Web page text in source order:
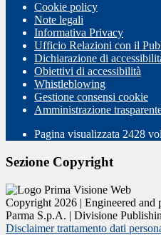
Cookie policy
Note legali
Informativa Privacy
Ufficio Relazioni con il
Dichiarazione di
Obiettivi di accessibilità
Whistleblowing
Gestione consensi cookie
Amministrazione
Pagina visualizzata 2428
Sezione Copyright
Copyright 2026 | Engineered and
Parma S.p.A. | Divisione
Disclaimer trattamento dati